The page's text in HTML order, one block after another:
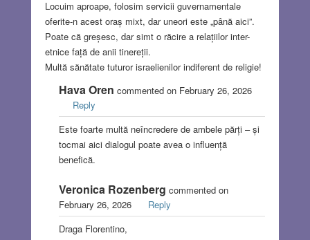
Locuim aproape, folosim servicii guvernamentale
oferite-n acest oraș mixt, dar uneori este „până aici”.
Poate că greșesc, dar simt o răcire a relațiilor inter-
etnice față de anii tinereții.
Multă sănătate tuturor israelienilor indiferent de religie!
Hava Oren commented on February 26, 2026
Reply
Este foarte multă neîncredere de ambele părți – și
tocmai aici dialogul poate avea o influență
benefică.
Veronica Rozenberg commented on
February 26, 2026
Reply
Draga Florentino,